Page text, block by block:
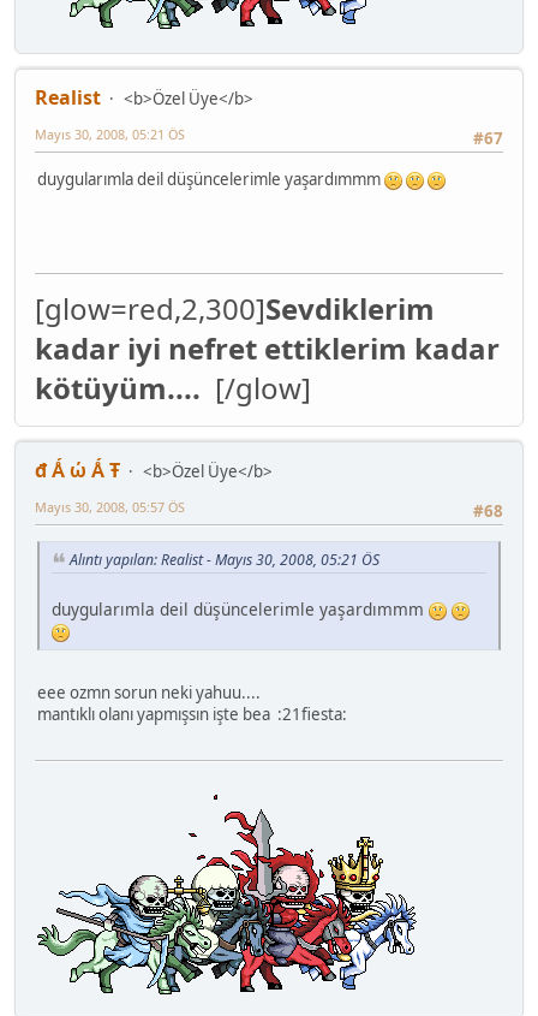
Realist
<b>Özel Üye</b>
#67
Mayıs 30, 2008, 05:21 ÖS
duygularımla deil düşüncelerimle yaşardımmm
[glow=red,2,300]Sevdiklerim
kadar iyi nefret ettiklerim kadar
kötüyüm.... [/glow]
đ Ǻ ώ Ǻ Ŧ
<b>Özel Üye</b>
#68
Mayıs 30, 2008, 05:57 ÖS
Alıntı yapılan: Realist - Mayıs 30, 2008, 05:21 ÖS
duygularımla deil düşüncelerimle yaşardımmm
eee ozmn sorun neki yahuu....
mantıklı olanı yapmışsın işte bea :21fiesta: